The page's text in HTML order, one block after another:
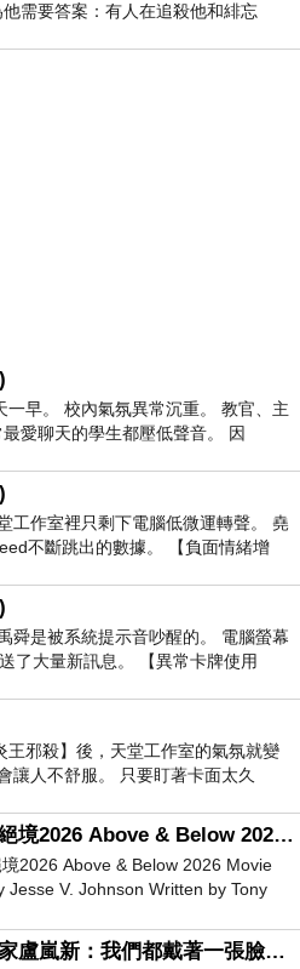
需要答案：有人在追殺他和緋忘
早。 校內氣氛異常沉重。 教官、主
愛聊天的學生都壓低聲音。 因
工作室裡只剩下電腦低微運轉聲。 堯
不斷跳出的數據。 【負面情緒增
舜是被系統提示音吵醒的。 電腦螢幕
了大量新訊息。 【異常卡牌使用
邪殺】後，天堂工作室的氣氛就變
讓人不舒服。 只要盯著卡面太久
電影鯊籠絕境2026 Above & Below 2026 Movie
2026 Above & Below 2026 Movie
Jesse V. Johnson Written by Tony
Laura Maran
當代藝術家盧嵐新：我們都戴著一張臉，可真正的自己，總藏在那些被塗抹、被覆蓋的痕跡裡